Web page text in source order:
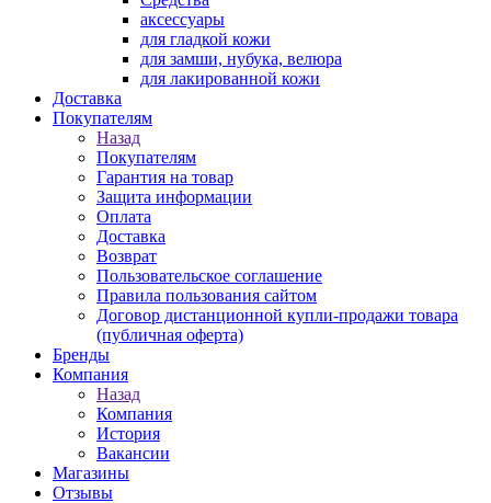
аксессуары
для гладкой кожи
для замши, нубука, велюра
для лакированной кожи
Доставка
Покупателям
Назад
Покупателям
Гарантия на товар
Защита информации
Оплата
Доставка
Возврат
Пользовательское соглашение
Правила пользования сайтом
Договор дистанционной купли-продажи товара
(публичная оферта)
Бренды
Компания
Назад
Компания
История
Вакансии
Магазины
Отзывы